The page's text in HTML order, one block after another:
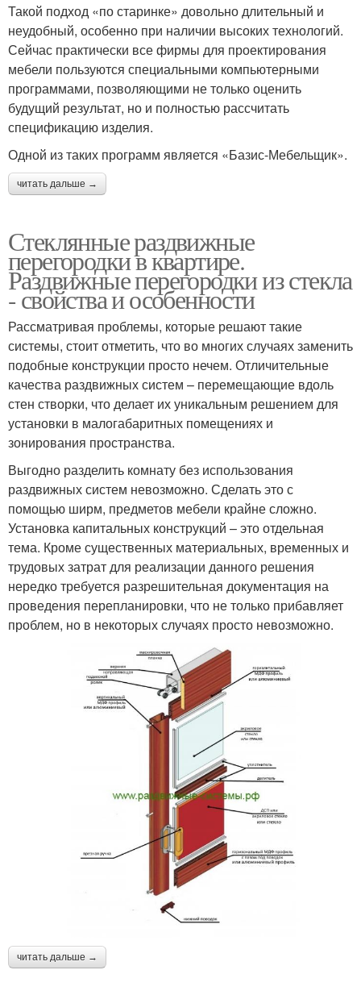
Такой подход «по старинке» довольно длительный и
неудобный, особенно при наличии высоких технологий.
Сейчас практически все фирмы для проектирования
мебели пользуются специальными компьютерными
программами, позволяющими не только оценить
будущий результат, но и полностью рассчитать
спецификацию изделия.
Одной из таких программ является «Базис-Мебельщик».
читать дальше →
Стеклянные раздвижные
перегородки в квартире.
Раздвижные перегородки из стекла
- свойства и особенности
Рассматривая проблемы, которые решают такие
системы, стоит отметить, что во многих случаях заменить
подобные конструкции просто нечем. Отличительные
качества раздвижных систем – перемещающие вдоль
стен створки, что делает их уникальным решением для
установки в малогабаритных помещениях и
зонирования пространства.
Выгодно разделить комнату без использования
раздвижных систем невозможно. Сделать это с
помощью ширм, предметов мебели крайне сложно.
Установка капитальных конструкций – это отдельная
тема. Кроме существенных материальных, временных и
трудовых затрат для реализации данного решения
нередко требуется разрешительная документация на
проведения перепланировки, что не только прибавляет
проблем, но в некоторых случаях просто невозможно.
читать дальше →